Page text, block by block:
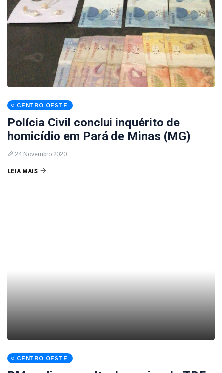
CENTRO OESTE
Polícia Civil conclui inquérito de
homicídio em Pará de Minas (MG)
24 Novembro 2020
LEIA MAIS
CENTRO OESTE